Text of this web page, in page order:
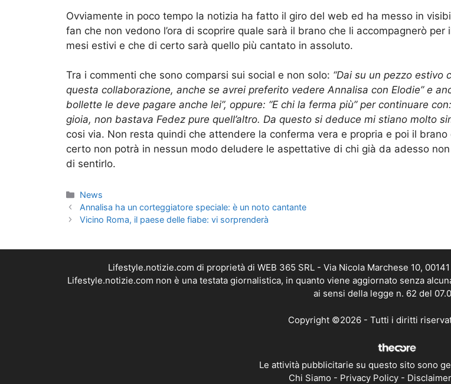
Ovviamente in poco tempo la notizia ha fatto il giro del web ed ha messo in
fan che non vedono l’ora di scoprire quale sarà il brano che li accompagnerò per
mesi estivi e che di certo sarà quello più cantato in assoluto.
Tra i commenti che sono comparsi sui social e non solo: “Dai su un pezzo estivo
questa collaborazione, anche se avrei preferito vedere Annalisa con Elodie” e
bollette le deve pagare anche lei”, oppure: “E chi la ferma più” per continuare
gioia, non bastava Fedez pure quell’altro. Da questo si deduce mi stiano molto
cosi via. Non resta quindi che attendere la conferma vera e propria e poi il brano
certo non potrà in nessun modo deludere le aspettative di chi già da adesso non
di sentirlo.
Categorie
News
Annalisa ha un corteggiatore speciale: è un noto cantante
Vicino Roma, il paese delle fiabe: vi sorprenderà
Lifestyle.notizie.com di proprietà di WEB 365 SRL - Via Nicola Marchese 10,
Lifestyle.notizie.com non è una testata giornalistica, in quanto viene aggiornato senza
ai sensi della legge n. 62 del
Copyright ©2026 - Tutti i diritti
Le attività pubblicitarie su questo sito sono
Chi Siamo - Privacy Policy - Disclaimer